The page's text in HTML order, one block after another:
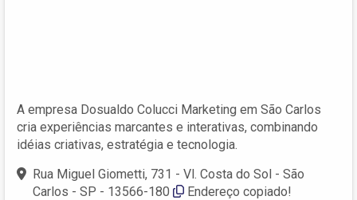
A empresa Dosualdo Colucci Marketing em São Carlos
cria experiências marcantes e interativas, combinando
idéias criativas, estratégia e tecnologia.
Rua Miguel Giometti, 731 - Vl. Costa do Sol - São
Carlos - SP - 13566-180
Endereço copiado!